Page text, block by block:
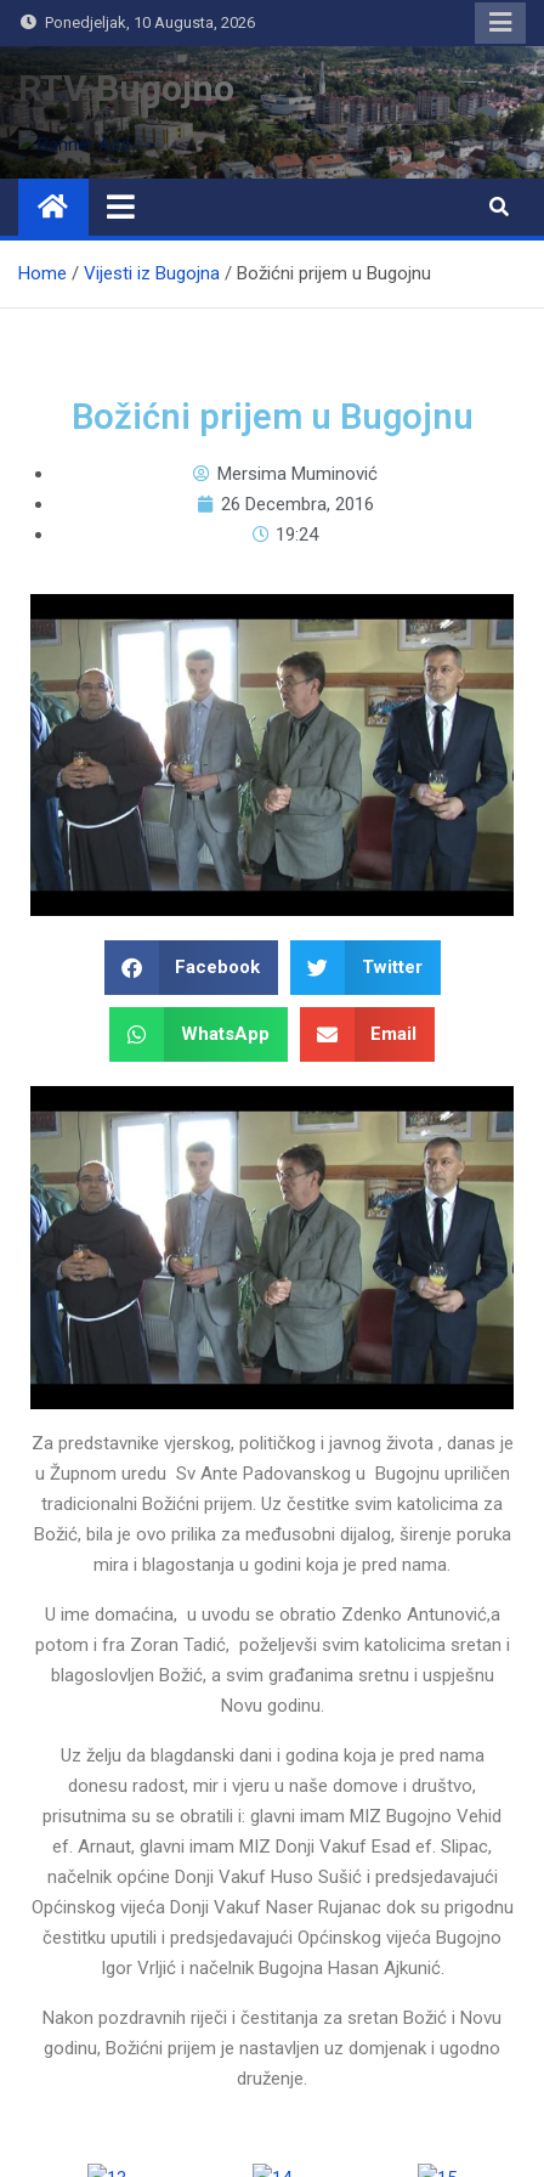
Ponedjeljak, 10 Augusta, 2026
RTV Bugojno
Home Vijesti iz Bugojna Božićni prijem u Bugojnu
Božićni prijem u Bugojnu
Mersima Muminović
26 Decembra, 2016
19:24
Facebook Twitter
WhatsApp Email
Za predstavnike vjerskog, političkog i javnog života , danas je
u Župnom uredu Sv Ante Padovanskog u Bugojnu upriličen
tradicionalni Božićni prijem. Uz čestitke svim katolicima za
Božić, bila je ovo prilika za međusobni dijalog, širenje poruka
mira i blagostanja u godini koja je pred nama.
U ime domaćina, u uvodu se obratio Zdenko Antunović,a
potom i fra Zoran Tadić, poželjevši svim katolicima sretan i
blagoslovljen Božić, a svim građanima sretnu i uspješnu
Novu godinu.
Uz želju da blagdanski dani i godina koja je pred nama
donesu radost, mir i vjeru u naše domove i društvo,
prisutnima su se obratili i: glavni imam MIZ Bugojno Vehid
ef. Arnaut, glavni imam MIZ Donji Vakuf Esad ef. Slipac,
načelnik općine Donji Vakuf Huso Sušić i predsjedavajući
Općinskog vijeća Donji Vakuf Naser Rujanac dok su prigodnu
čestitku uputili i predsjedavajući Općinskog vijeća Bugojno
Igor Vrljić i načelnik Bugojna Hasan Ajkunić.
Nakon pozdravnih riječi i čestitanja za sretan Božić i Novu
godinu, Božićni prijem je nastavljen uz domjenak i ugodno
druženje.